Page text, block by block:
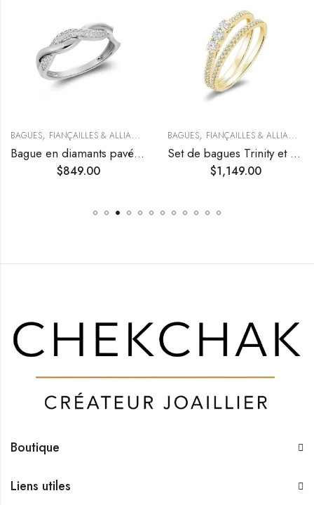
BAGUES, FIANÇAILLES & ALLIANCES
Bague en diamants pavés entrelacée
$849.00
BAGUES, FIANÇAILLES & ALLIANCES
Set de bagues Trinity et demi-éternité serties de diamants
$1,149.00
Boutique
Liens utiles